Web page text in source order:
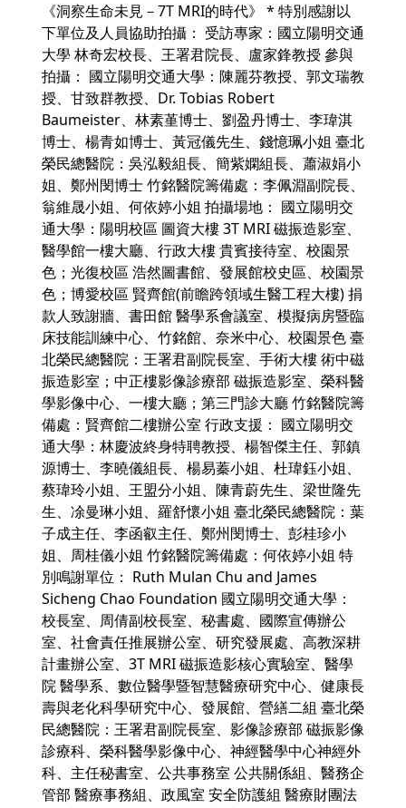
《洞察生命未見－7T MRI的時代》 * 特別感謝以
下單位及人員協助拍攝： 受訪專家：國立陽明交通
大學 林奇宏校長、王署君院長、盧家鋒教授 參與
拍攝： 國立陽明交通大學：陳麗芬教授、郭文瑞教
授、甘致群教授、Dr. Tobias Robert
Baumeister、林素堇博士、劉盈丹博士、李瑋淇
博士、楊青如博士、黃冠儀先生、錢憶珮小姐 臺北
榮民總醫院：吳泓毅組長、簡紫嫻組長、蕭淑娟小
姐、鄭州閔博士 竹銘醫院籌備處：李佩淵副院長、
翁維晟小姐、何依婷小姐 拍攝場地： 國立陽明交
通大學：陽明校區 圖資大樓 3T MRI 磁振造影室、
醫學館一樓大廳、行政大樓 貴賓接待室、校園景
色；光復校區 浩然圖書館、發展館校史區、校園景
色；博愛校區 賢齊館(前瞻跨領域生醫工程大樓) 捐
款人致謝牆、書田館 醫學系會議室、模擬病房暨臨
床技能訓練中心、竹銘館、奈米中心、校園景色 臺
北榮民總醫院：王署君副院長室、手術大樓 術中磁
振造影室；中正樓影像診療部 磁振造影室、榮科醫
學影像中心、一樓大廳；第三門診大廳 竹銘醫院籌
備處：賢齊館二樓辦公室 行政支援： 國立陽明交
通大學：林慶波終身特聘教授、楊智傑主任、郭鎮
源博士、李曉儀組長、楊易蓁小姐、杜瑋鈺小姐、
蔡瑋玲小姐、王盟分小姐、陳青蔚先生、梁世隆先
生、凃曼琳小姐、羅舒懷小姐 臺北榮民總醫院：葉
子成主任、李函叡主任、鄭州閔博士、彭桂珍小
姐、周桂儀小姐 竹銘醫院籌備處：何依婷小姐 特
別鳴謝單位： Ruth Mulan Chu and James
Sicheng Chao Foundation 國立陽明交通大學：
校長室、周倩副校長室、秘書處、國際宣傳辦公
室、社會責任推展辦公室、研究發展處、高教深耕
計畫辦公室、3T MRI 磁振造影核心實驗室、醫學
院 醫學系、數位醫學暨智慧醫療研究中心、健康長
壽與老化科學研究中心、發展館、營繕二組 臺北榮
民總醫院：王署君副院長室、影像診療部 磁振影像
診療科、榮科醫學影像中心、神經醫學中心神經外
科、主任秘書室、公共事務室 公共關係組、醫務企
管部 醫療事務組、政風室 安全防護組 醫療財團法